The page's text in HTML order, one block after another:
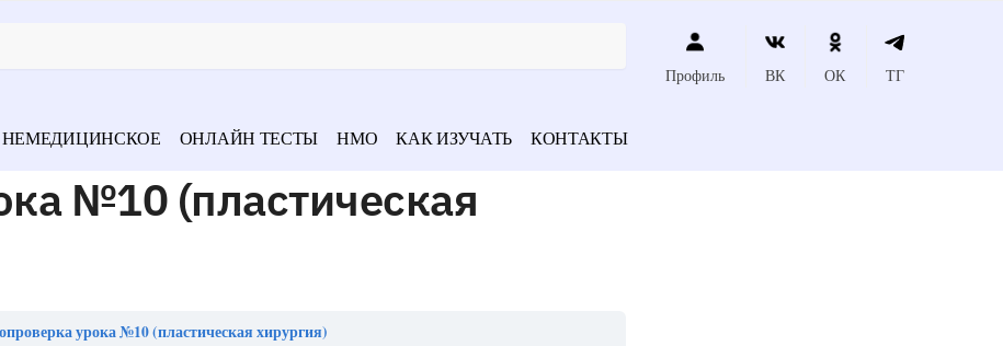
Профиль ВК ОК ТГ
НЕМЕДИЦИНСКОЕ ОНЛАЙН ТЕСТЫ НМО КАК ИЗУЧАТЬ КОНТАКТЫ
№10 (пластическая
урока №10 (пластическая хирургия)